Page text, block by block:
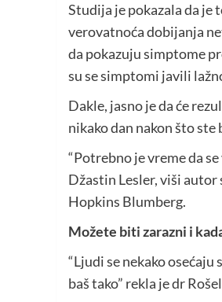
Studija je pokazala da je
verovatnoća dobijanja
da pokazuju simptome
su se simptomi javili
Dakle, jasno je da će
nikako dan nakon što
“Potrebno je vreme da
Džastin Lesler, viši
Hopkins Blumberg.
Možete biti zarazni i
“Ljudi se nekako
baš tako” rekla je dr